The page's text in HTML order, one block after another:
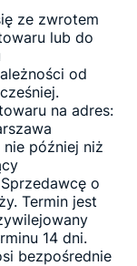
ze zwrotem
lub do
od
na adres:
nie później niż
o
Termin jest
14 dni.
bezpośrednie